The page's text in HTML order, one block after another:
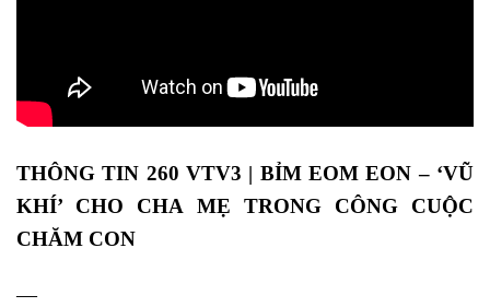
THÔNG TIN 260 VTV3 | BỈM EOM EON – ‘VŨ
KHÍ’ CHO CHA MẸ TRONG CÔNG CUỘC
CHĂM CON
—